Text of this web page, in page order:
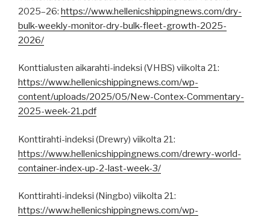
2025–26: https://www.hellenicshippingnews.com/dry-
bulk-weekly-monitor-dry-bulk-fleet-growth-2025-
2026/
Konttialusten aikarahti-indeksi (VHBS) viikolta 21:
https://www.hellenicshippingnews.com/wp-
content/uploads/2025/05/New-Contex-Commentary-
2025-week-21.pdf
Konttirahti-indeksi (Drewry) viikolta 21:
https://www.hellenicshippingnews.com/drewry-world-
container-index-up-2-last-week-3/
Konttirahti-indeksi (Ningbo) viikolta 21:
https://www.hellenicshippingnews.com/wp-